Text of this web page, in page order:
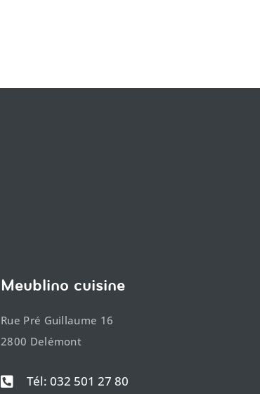
Meublino cuisine
Rue Pré Guillaume 16
2800 Delémont
 Tél: 032 501 27 80